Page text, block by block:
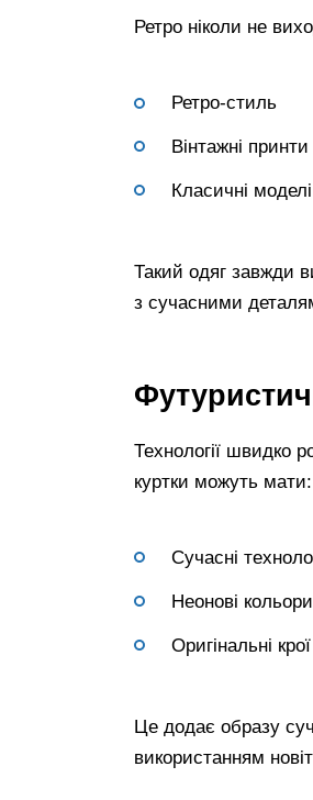
Ретро ніколи не
Ретро-стиль
Вінтажні принти
Класичні моделі
Такий одяг завжди
з сучасними
Технології швидко
куртки можуть мати:
Сучасні
Неонові кольори
Оригінальні крої
Це додає образу
використанням